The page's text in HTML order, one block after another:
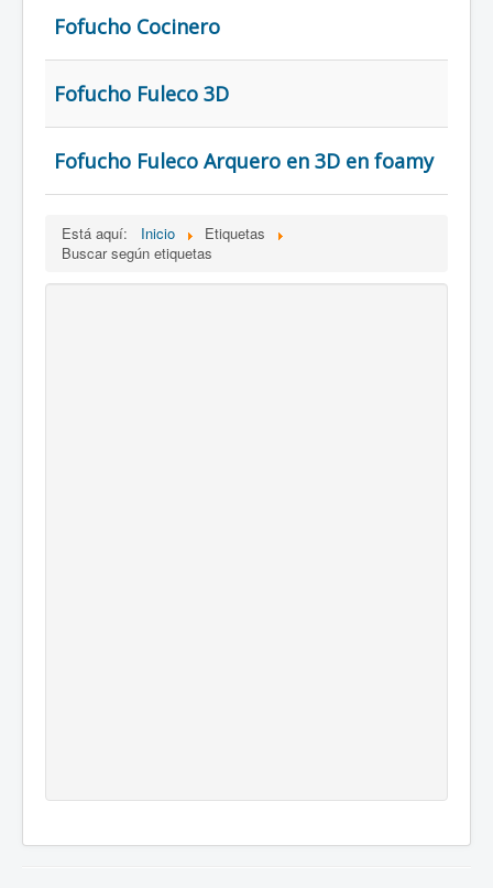
Fofucho Cocinero
Fofucho Fuleco 3D
Fofucho Fuleco Arquero en 3D en foamy
Está aquí: Inicio
Etiquetas
Buscar según etiquetas